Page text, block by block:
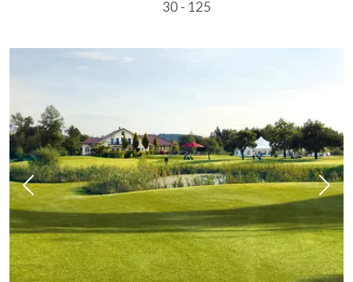
30 - 125
Vorheriges Bild